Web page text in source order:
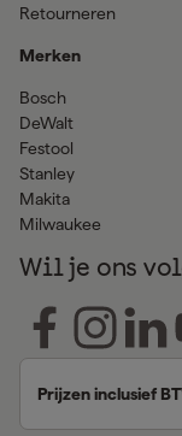
Retourneren
Merken
Bosch
DeWalt
Festool
Stanley
Makita
Milwaukee
Wil je ons
Prijzen inclusief